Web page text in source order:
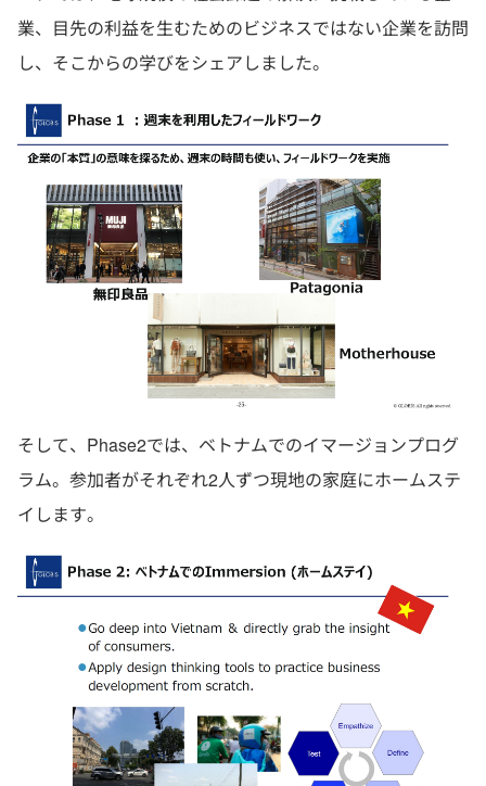
業、目先の利益を生むためのビジネスではない企業を訪問
し、そこからの学びをシェアしました。
そして、Phase2では、ベトナムでのイマージョンプログ
ラム。参加者がそれぞれ2人ずつ現地の家庭にホームステ
イします。